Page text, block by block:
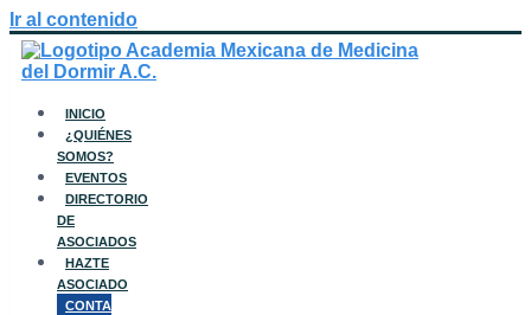
Ir al contenido
Siguenos en:
Facebook Twitter
Aquí
INICIO
¿QUIÉNES
SOMOS?
EVENTOS
DIRECTORIO
DE
ASOCIADOS
HAZTE
ASOCIADO
CONTACTO